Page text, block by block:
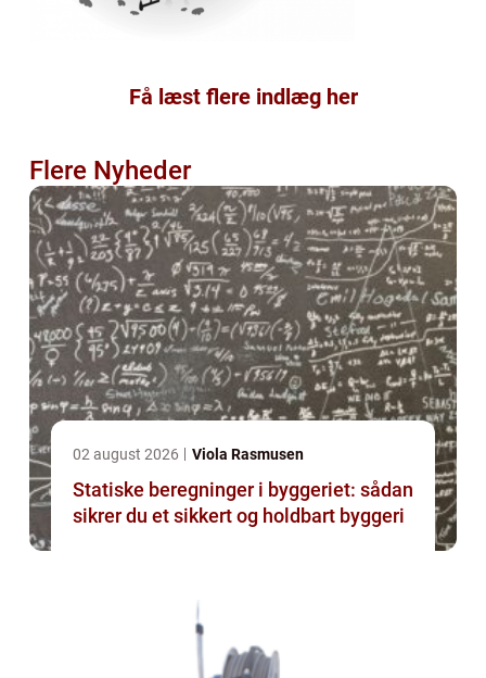
Få læst flere indlæg her
Flere Nyheder
02 august 2026 Viola Rasmusen
Statiske beregninger i byggeriet: sådan
sikrer du et sikkert og holdbart byggeri